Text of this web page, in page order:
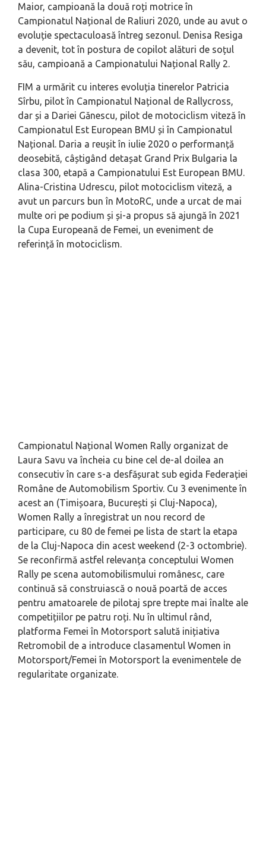
Maior, campioană la două roți motrice în
Campionatul Național de Raliuri 2020, unde au avut o
evoluție spectaculoasă întreg sezonul. Denisa Resiga
a devenit, tot în postura de copilot alături de soțul
său, campioană a Campionatului Național Rally 2.
FIM a urmărit cu interes evoluția tinerelor Patricia
Sîrbu, pilot în Campionatul Național de Rallycross,
dar și a Dariei Gănescu, pilot de motociclism viteză în
Campionatul Est European BMU și în Campionatul
Național. Daria a reușit în iulie 2020 o performanță
deosebită, câștigând detașat Grand Prix Bulgaria la
clasa 300, etapă a Campionatului Est European BMU.
Alina-Cristina Udrescu, pilot motociclism viteză, a
avut un parcurs bun în MotoRC, unde a urcat de mai
multe ori pe podium și și-a propus să ajungă în 2021
la Cupa Europeană de Femei, un eveniment de
referință în motociclism.
Campionatul Național Women Rally organizat de
Laura Savu va încheia cu bine cel de-al doilea an
consecutiv în care s-a desfășurat sub egida Federației
Române de Automobilism Sportiv. Cu 3 evenimente în
acest an (Timișoara, București și Cluj-Napoca),
Women Rally a înregistrat un nou record de
participare, cu 80 de femei pe lista de start la etapa
de la Cluj-Napoca din acest weekend (2-3 octombrie).
Se reconfirmă astfel relevanța conceptului Women
Rally pe scena automobilismului românesc, care
continuă să construiască o nouă poartă de acces
pentru amatoarele de pilotaj spre trepte mai înalte ale
competițiilor pe patru roți. Nu în ultimul rând,
platforma Femei în Motorsport salută inițiativa
Retromobil de a introduce clasamentul Women in
Motorsport/Femei în Motorsport la evenimentele de
regularitate organizate.